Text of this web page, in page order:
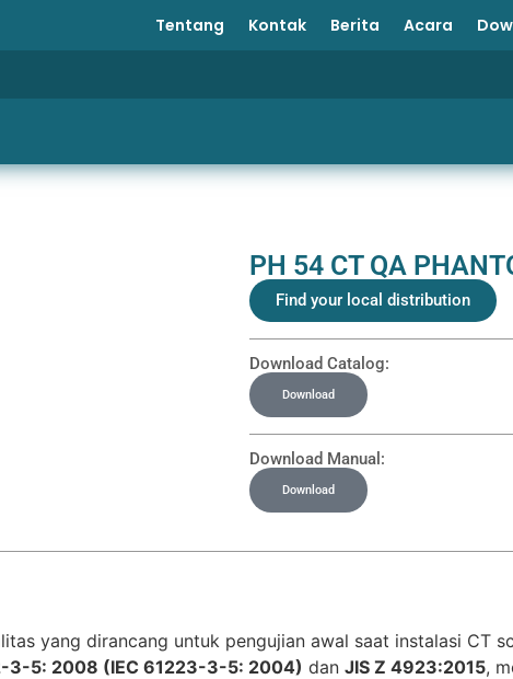
Tentang Kontak Berita Acara
PH 54 CT QA
Find your local distribution
Download Catalog:
Download
Download Manual:
Download
yang dirancang untuk pengujian awal saat instalasi CT
3-5: 2008 (IEC 61223-3-5: 2004) dan JIS Z 4923:2015,